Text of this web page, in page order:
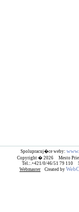
Spolupracuj�ce weby:
Copyright � 2026 Mesto
Tel.:.+421/0/46/51 79 110
Webmaster Created by